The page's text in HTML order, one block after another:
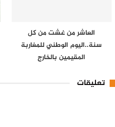
العاشر من غشت من كل
سنة..اليوم الوطني للمغاربة
المقيمين بالخارج
تعليقات